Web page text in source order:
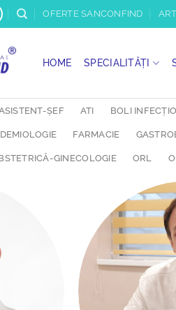
OFERTE SANCONFIND
HOME SPECIALITĂȚI
ȘEF ATI BOLI
FARMACIE
GINECOLOGIE ORL